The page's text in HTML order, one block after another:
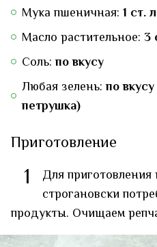
Мука пшеничная: 1 ст.
Масло растительное: 3
Соль:по вкусу
Любая зелень:по
петрушка)
Приготовление
1
Для
строгановски
продукты. Очищаем